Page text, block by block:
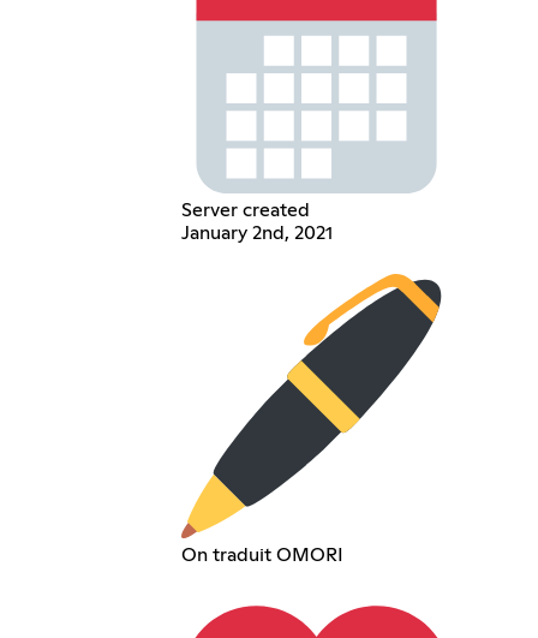
Server created
January 2nd, 2021
On traduit OMORI